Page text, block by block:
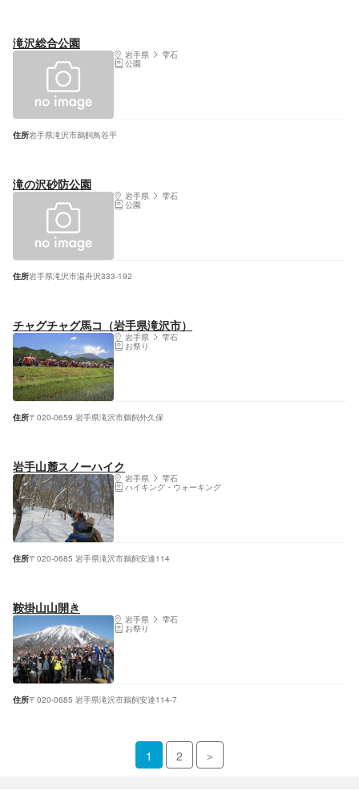
滝沢総合公園
岩手県 雫石
公園
住所岩手県滝沢市鵜飼鳥谷平
滝の沢砂防公園
岩手県 雫石
公園
住所岩手県滝沢市湯舟沢333-192
チャグチャグ馬コ（岩手県滝沢市）
岩手県 雫石
お祭り
住所〒020-0659 岩手県滝沢市鵜飼外久保
岩手山麓スノーハイク
岩手県 雫石
ハイキング・ウォーキング
住所〒020-0685 岩手県滝沢市鵜飼安達114
鞍掛山山開き
岩手県 雫石
お祭り
住所〒020-0685 岩手県滝沢市鵜飼安達114-7
1 2 ＞